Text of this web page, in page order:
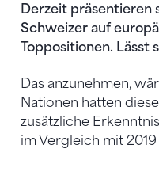
Derzeit präsentieren
Schweizer auf
Toppositionen. Lässt
Das anzunehmen,
Nationen hatten
zusätzliche
im Vergleich mit